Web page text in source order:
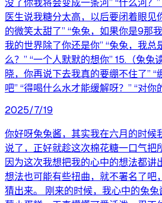
没了你我将会变成一条河” “什么河？”
医生说我糖分太高，以后要闭着眼见
的微笑太甜了” “兔兔，如果你是9那
我的世界除了你还是你” “兔兔，我总
么？” “一个人默默的想你” 15.（兔兔
晓，你再说下去我真的要绷不住了”
吧” “得喝什么水才能缓解呀？” “对你
2025/7/19
你好呀兔兔酱，其实我在六月的时候
说了，正好就趁这次棉花糖一口气把
因为这次我想把我的心中的想法都讲
想法也可能有些扭曲，就不署名了吧
猜出来。 刚来的时候，我心中的兔